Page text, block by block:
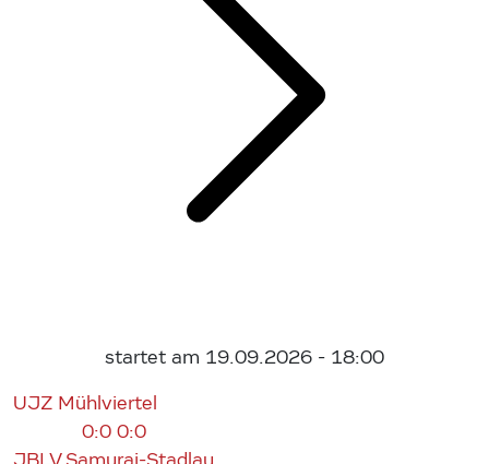
startet am 19.09.2026 - 18:00
UJZ Mühlviertel
0:0 0:0